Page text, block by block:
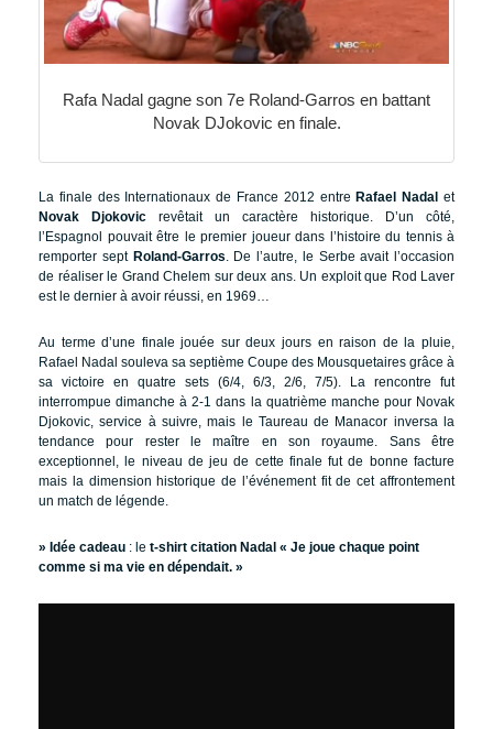
Rafa Nadal gagne son 7e Roland-Garros en battant
Novak DJokovic en finale.
La finale des Internationaux de France 2012 entre Rafael Nadal et
Novak Djokovic revêtait un caractère historique. D’un côté,
l’Espagnol pouvait être le premier joueur dans l’histoire du tennis à
remporter sept Roland-Garros. De l’autre, le Serbe avait l’occasion
de réaliser le Grand Chelem sur deux ans. Un exploit que Rod Laver
est le dernier à avoir réussi, en 1969…
Au terme d’une finale jouée sur deux jours en raison de la pluie,
Rafael Nadal souleva sa septième Coupe des Mousquetaires grâce à
sa victoire en quatre sets (6/4, 6/3, 2/6, 7/5). La rencontre fut
interrompue dimanche à 2-1 dans la quatrième manche pour Novak
Djokovic, service à suivre, mais le Taureau de Manacor inversa la
tendance pour rester le maître en son royaume. Sans être
exceptionnel, le niveau de jeu de cette finale fut de bonne facture
mais la dimension historique de l’événement fit de cet affrontement
un match de légende.
» Idée cadeau : le t-shirt citation Nadal « Je joue chaque point
comme si ma vie en dépendait. »